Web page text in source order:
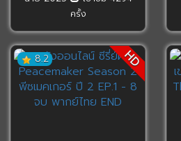
ครั้ง
8.2 HD